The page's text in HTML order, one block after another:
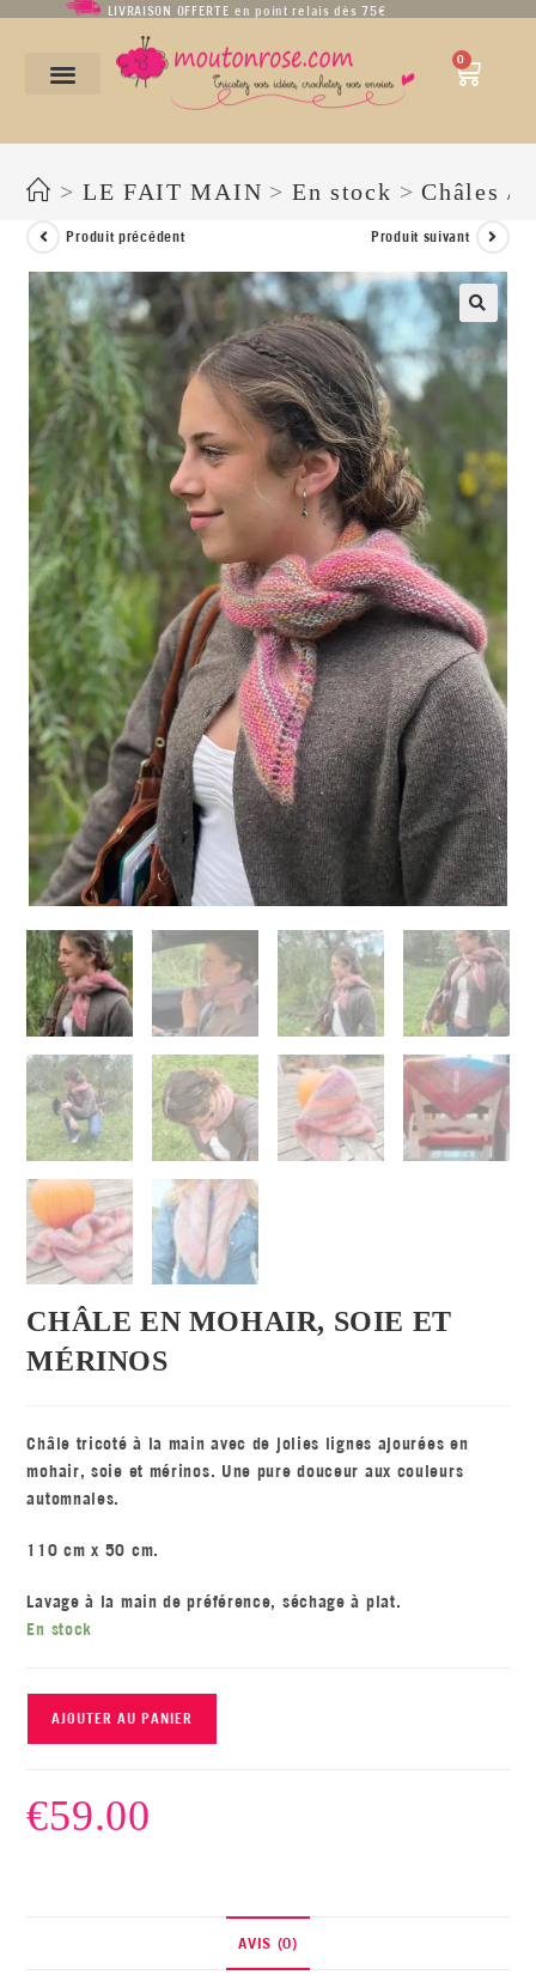
LIVRAISON OFFERTE en point relais dès 75€
0
> LE FAIT MAIN > En stock > Châles /
Produit précédent Produit suivant
CHÂLE EN MOHAIR, SOIE ET
MÉRINOS
Châle tricoté à la main avec de jolies lignes ajourées en
mohair, soie et mérinos. Une pure douceur aux couleurs
automnales.
110 cm x 50 cm.
Lavage à la main de préférence, séchage à plat.
En stock
AJOUTER AU PANIER
€59.00
AVIS (0)